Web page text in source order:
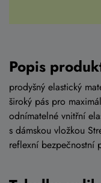
Popis
prodyšný elastický
široký pás pro
odnímatelné vnitřní
s dámskou vložkou
reflexní bezpečnostní